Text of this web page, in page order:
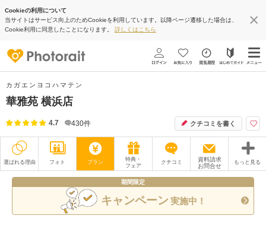
Cookieの利用について
当サイトはサービス向上のためCookieを利用しています。以降ページ遷移した場合は、
Cookie利用に同意したことになります。 詳しくはこちら
カガエンヨコハマテン
華雅苑 横浜店
4.7 430件 クチコミを書く
選ばれる理由 フォト プラン
特典・
フェア
クチコミ
資料請求
お問合せ
もっと見る
ムービー
期間限定
キャンペーン 実施中！